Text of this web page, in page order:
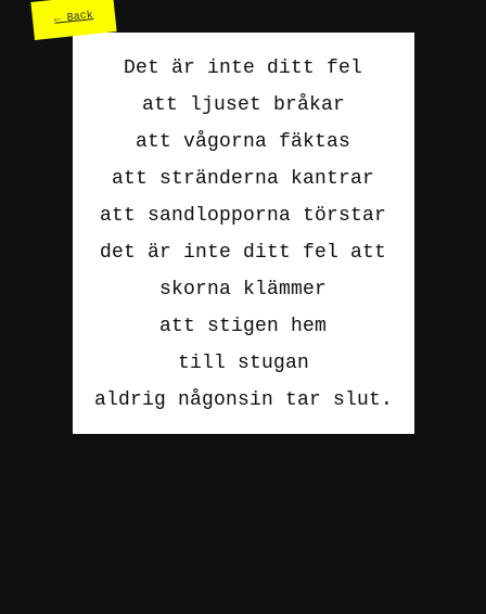
← Back
Det är inte ditt fel
att ljuset bråkar
att vågorna fäktas
att stränderna kantrar
att sandlopporna törstar
det är inte ditt fel att
skorna klämmer
att stigen hem
till stugan
aldrig någonsin tar slut.